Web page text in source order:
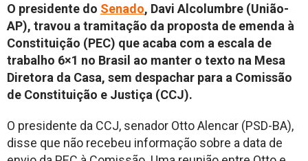
O presidente do Senado, Davi Alcolumbre (União-
AP), travou a tramitação da proposta de emenda à
Constituição (PEC) que acaba com a escala de
trabalho 6×1 no Brasil ao manter o texto na Mesa
Diretora da Casa, sem despachar para a Comissão
de Constituição e Justiça (CCJ).
O presidente da CCJ, senador Otto Alencar (PSD-BA),
disse que não recebeu informação sobre a data de